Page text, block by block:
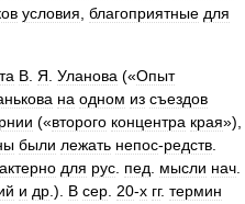
условия благоприятные для
В Я Уланова («Опыт
на одном из съездов
(«второго концентра края»),
были лежать непос-редств
для рус пед мысли нач
и др .). В сер 20-х гг. термин